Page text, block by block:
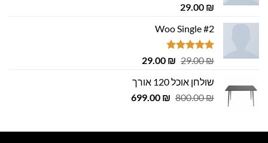
דורג5.00
29.00 ₪
Woo Single #2
דורג4.75
29.00₪
המחיר
היה:
29.00 ₪.
29.00 ₪
המחיר
הוא:
29.00 ₪.
שולחן אוכל 120 אורך
800.00₪
המחיר
800.00 ₪.
699.00 ₪
המחיר
699.00 ₪.